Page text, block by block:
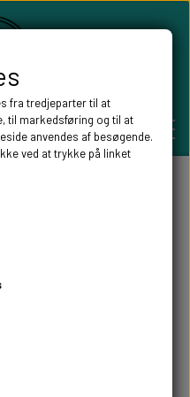
GAVER
GAVER
FIGURER
FIGURER
med tekst
fra tredjeparter til at
til markedsføring og til at
anvendes af besøgende.
ved at trykke på linket